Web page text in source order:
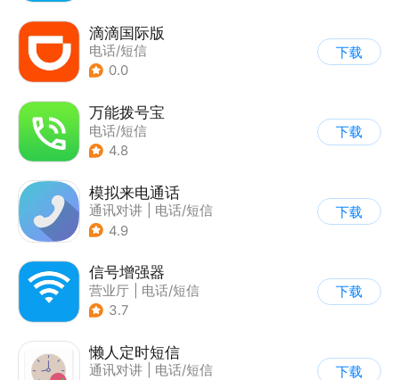
滴滴国际版
电话/短信
0.0
下载
万能拨号宝
电话/短信
4.8
下载
模拟来电通话
通讯对讲
电话/短信
4.9
下载
信号增强器
营业厅
电话/短信
3.7
下载
懒人定时短信
通讯对讲
电话/短信
下载